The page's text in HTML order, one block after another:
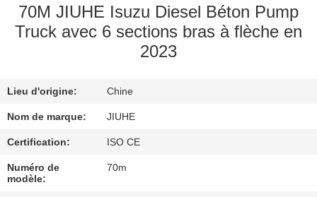
AU
NOUS
VISITE
D'USINE
70M JIUHE Isuzu Diesel Béton Pump
Truck avec 6 sections bras à flèche en
2023
Lieu d'origine: Chine
Nom de marque: JIUHE
Certification: ISO CE
Numéro de
modèle:
70m